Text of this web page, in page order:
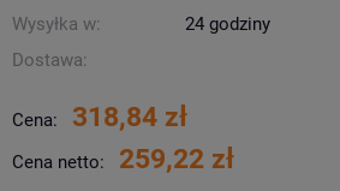
Wysyłka w:
24 godziny
Dostawa:
Cena: 318,84 zł
Cena netto: 259,22 zł